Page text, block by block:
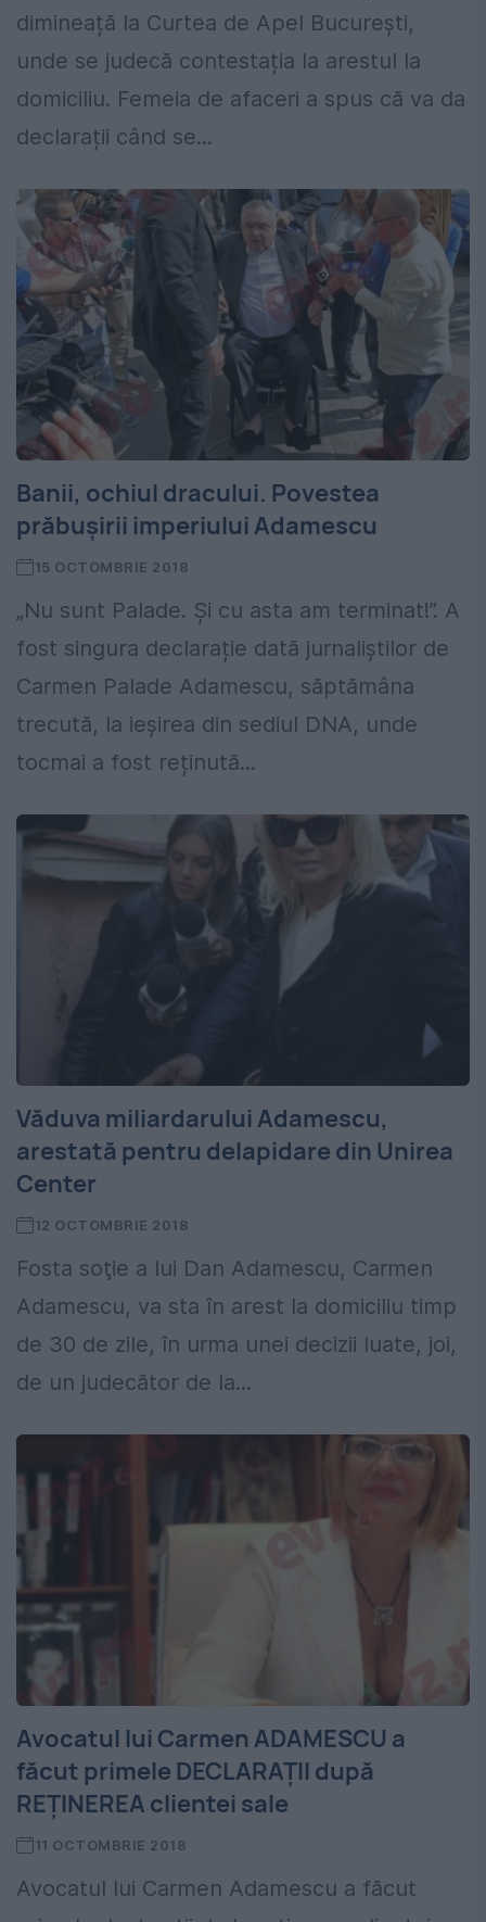
dimineață la Curtea de Apel București,
unde se judecă contestația la arestul la
domiciliu. Femeia de afaceri a spus că va da
declarații când se...
Banii, ochiul dracului. Povestea
prăbuşirii imperiului Adamescu
15 OCTOMBRIE 2018
„Nu sunt Palade. Și cu asta am terminat!”. A
fost singura declarație dată jurnaliștilor de
Carmen Palade Adamescu, săptămâna
trecută, la ieșirea din sediul DNA, unde
tocmai a fost reținută...
Văduva miliardarului Adamescu,
arestată pentru delapidare din Unirea
Center
12 OCTOMBRIE 2018
Fosta soţie a lui Dan Adamescu, Carmen
Adamescu, va sta în arest la domiciliu timp
de 30 de zile, în urma unei decizii luate, joi,
de un judecător de la...
Avocatul lui Carmen ADAMESCU a
făcut primele DECLARAȚII după
REȚINEREA clientei sale
11 OCTOMBRIE 2018
Avocatul lui Carmen Adamescu a făcut